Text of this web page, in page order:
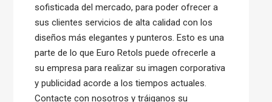
sofisticada del mercado, para poder ofrecer a
sus clientes servicios de alta calidad con los
diseños más elegantes y punteros. Esto es una
parte de lo que Euro Retols puede ofrecerle a
su empresa para realizar su imagen corporativa
y publicidad acorde a los tiempos actuales.
Contacte con nosotros y tráiganos su